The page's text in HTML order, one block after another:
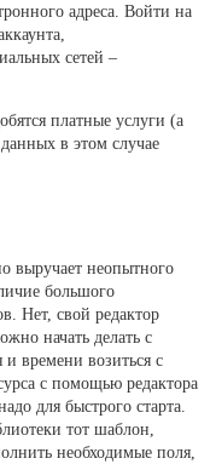
адреса. Войти на
сетей –
платные услуги (а
в этом случае
выручает неопытного
большого
Нет, свой редактор
начать делать с
и времени возиться с
с помощью редактора
для быстрого старта.
тот шаблон,
необходимые поля,